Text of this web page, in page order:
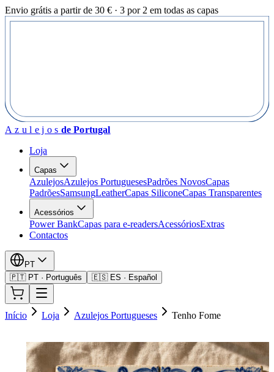
Envio grátis a partir de 30 € · 3 por 2 em todas as capas
Azulejos de Portugal
Loja
Capas
AzulejosAzulejos PortuguesesPadrões NovosCapas
PadrõesSamsungLeatherCapas SiliconeCapas Transparentes
Acessórios
Power BankCapas para e-readersAcessóriosExtras
Contactos
PT
🇵🇹 PT · Português
🇪🇸 ES · Español
Início Loja Azulejos Portugueses Tenho Fome